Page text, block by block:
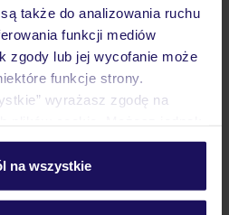
także do analizowania ruchu
funkcji mediów
zgody lub jej wycofanie może
funkcje strony.
wyrażasz zgodę na
wchodząc w zakładkę
o plikach cookie znajdziesz
na wszystkie